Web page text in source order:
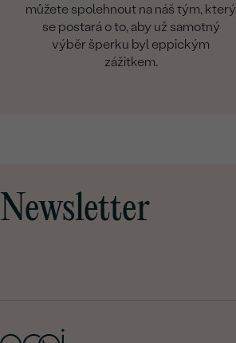
můžete spolehnout na náš tým, který
se postará o to, aby už samotný
výběr šperku byl eppickým
zážitkem.
Newsletter